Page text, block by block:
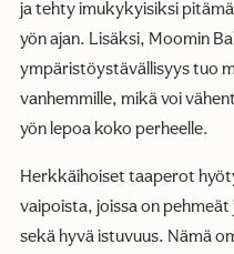
ja tehty imukykyisiksi
yön ajan. Lisäksi, Moomin
ympäristöystävällisyys tuo
vanhemmille, mikä voi
yön lepoa koko perheelle.
Herkkäihoiset taaperot
vaipoista, joissa on
sekä hyvä istuvuus. Nämä